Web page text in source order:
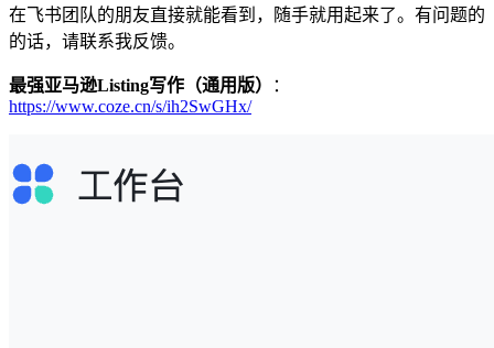
在飞书团队的朋友直接就能看到，随手就用起来了。有问题的
的话，请联系我反馈。
最强亚马逊Listing写作（通用版）
：
https://www.coze.cn/s/ih2SwGHx/